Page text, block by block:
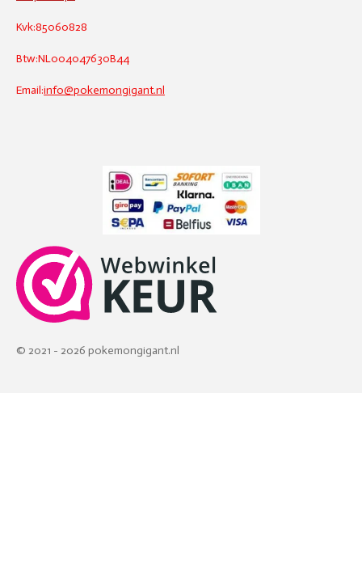
Kvk:85060828
Btw:NL004047630B44
Email:info@pokemongigant.nl
© 2021 - 2026 pokemongigant.nl